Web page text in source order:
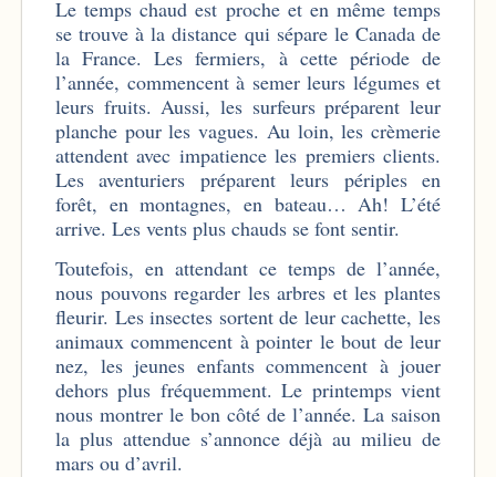
Le temps chaud est proche et en même temps
se trouve à la distance qui sépare le Canada de
la France. Les fermiers, à cette période de
l’année, commencent à semer leurs légumes et
leurs fruits. Aussi, les surfeurs préparent leur
planche pour les vagues. Au loin, les crèmerie
attendent avec impatience les premiers clients.
Les aventuriers préparent leurs périples en
forêt, en montagnes, en bateau… Ah! L’été
arrive. Les vents plus chauds se font sentir.
Toutefois, en attendant ce temps de l’année,
nous pouvons regarder les arbres et les plantes
fleurir. Les insectes sortent de leur cachette, les
animaux commencent à pointer le bout de leur
nez, les jeunes enfants commencent à jouer
dehors plus fréquemment. Le printemps vient
nous montrer le bon côté de l’année. La saison
la plus attendue s’annonce déjà au milieu de
mars ou d’avril.